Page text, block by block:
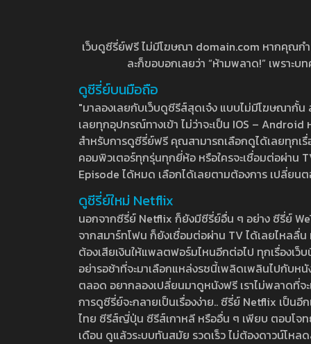
เว็บดูซีรี่ย์ฟรี ไม่มีโฆษณา domain.com หากคุณก
ละก็ขอบอกเลยว่า “ห้ามพลาด!” เพราะ
ดูซีรี่ย์บนมือถือ
"มาลองเลยกับเว็บดูซีรีส์สุดเจ๋ง แบบไม่มีโฆษณากั้
เลยทุกอุปกรณ์ทางเข้า ไม่ว่าจะเป็น IOS –
สำหรับการดูซีรี่ย์ฟรี คุณสามารถเลือกดูได้เลยทุกเ
คอมพิวเตอร์ทุกรุ่นทุกยี่ห้อ หรือใครจะเชื่อมต่อผ่าน
Episode ได้หมด เลือกได้เลยตามต้องการ เปลี่ยน
ดูซีรี่ย์ใหม่ Netflix
นอกจากซีรี่ย์ Netflix ก็ยังมีซีรี่ย์อื่น ๆ อย่าง ซีรี่ย์
จากสมาร์ทโฟน ก็ยังเชื่อมต่อผ่าน TV ได้เลยไหลลื่
ต้องเสียเงินให้แพลตฟอร์มไหนอีกต่อไป ทุกเรื่องเว็
อย่ารอช้าที่จะมาเลือกแหล่งรชนี้เพลิดเพลินไปกับห
ตลอด อยากลองเปลี่ยนมาดูหนังฟรี เราไม่พลาดที่
การดูซีรี่ย์จะกลายเป็นเรื่องง่าย.. ซีรี่ย์ Netflix เป็น
ไทย ซีรีส์ญี่ปุ่น ซีรีส์เกาหลี หรืออื่น ๆ เพียบ ตอบโจท
เดือน ดูแล้วระบบทันสมัย รวดเร็ว ไม่ต้องดาวน์โห